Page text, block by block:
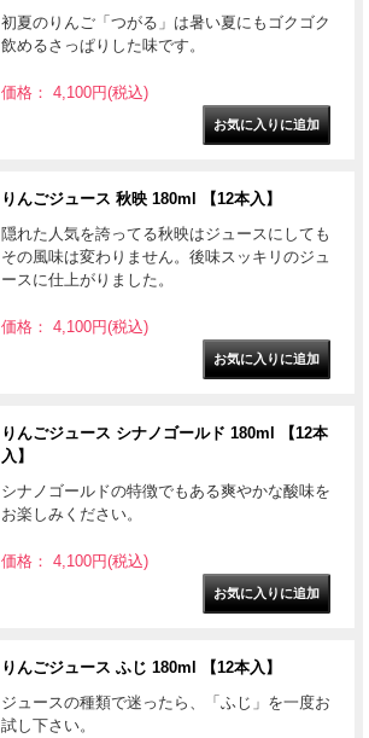
初夏のりんご「つがる」は暑い夏にもゴクゴク
飲めるさっぱりした味です。
価格： 4,100円(税込)
りんごジュース 秋映 180ml 【12本入】
隠れた人気を誇ってる秋映はジュースにしても
その風味は変わりません。後味スッキリのジュ
ースに仕上がりました。
価格： 4,100円(税込)
りんごジュース シナノゴールド 180ml 【12本
入】
シナノゴールドの特徴でもある爽やかな酸味を
お楽しみください。
価格： 4,100円(税込)
りんごジュース ふじ 180ml 【12本入】
ジュースの種類で迷ったら、「ふじ」を一度お
試し下さい。